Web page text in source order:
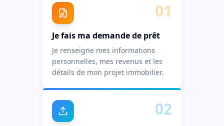
01
Je fais ma demande de prêt
Je renseigne mes informations
personnelles, mes revenus et les
détails de mon projet immobilier.
02